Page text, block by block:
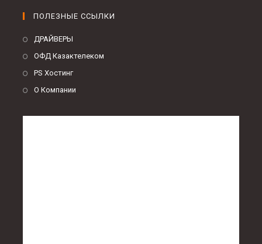
ПОЛЕЗНЫЕ ССЫЛКИ
ДРАЙВЕРЫ
ОФД Казактелеком
PS Хостинг
О Компании